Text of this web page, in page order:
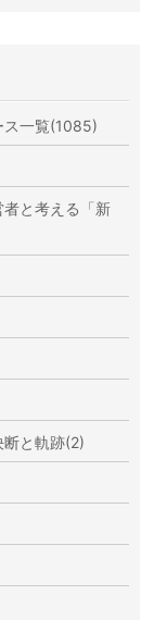
ス一覧(1085)
者と考える「新
と軌跡(2)